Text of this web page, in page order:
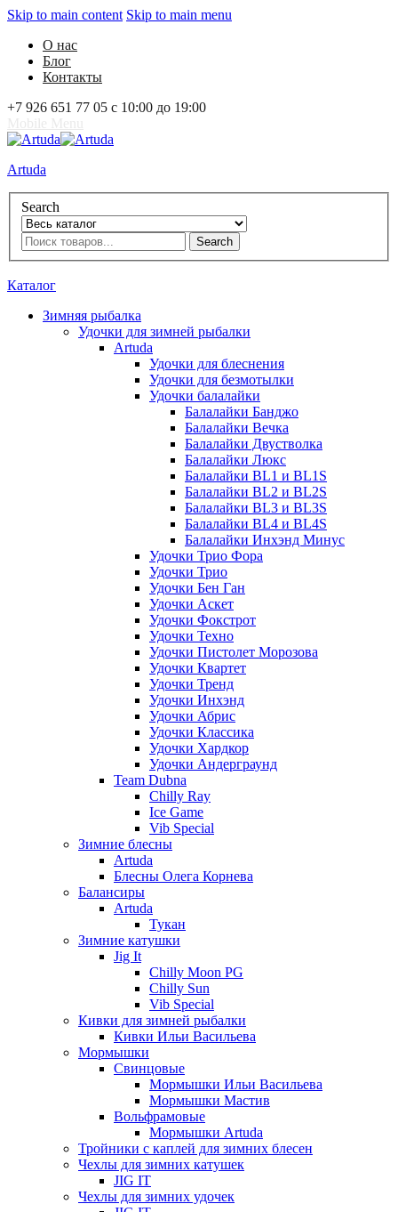
Skip to main content Skip to main menu
О нас
Блог
Контакты
+7 926 651 77 05 с 10:00 до 19:00
Artuda
Search
Search
Каталог
Зимняя рыбалка
Удочки для зимней рыбалки
Artuda
Удочки для блеснения
Удочки для безмотылки
Удочки балалайки
Балалайки Банджо
Балалайки Вечка
Балалайки Двустволка
Балалайки Люкс
Балалайки BL1 и BL1S
Балалайки BL2 и BL2S
Балалайки BL3 и BL3S
Балалайки BL4 и BL4S
Балалайки Инхэнд Минус
Удочки Трио Фора
Удочки Трио
Удочки Бен Ган
Удочки Аскет
Удочки Фокстрот
Удочки Техно
Удочки Пистолет Морозова
Удочки Квартет
Удочки Тренд
Удочки Инхэнд
Удочки Абрис
Удочки Классика
Удочки Хардкор
Удочки Андерграунд
Team Dubna
Chilly Ray
Ice Game
Vib Special
Зимние блесны
Artuda
Блесны Олега Корнева
Балансиры
Artuda
Тукан
Зимние катушки
Jig It
Chilly Moon PG
Chilly Sun
Vib Special
Кивки для зимней рыбалки
Кивки Ильи Васильева
Мормышки
Свинцовые
Мормышки Ильи Васильева
Мормышки Мастив
Вольфрамовые
Мормышки Artuda
Тройники с каплей для зимних блесен
Чехлы для зимних катушек
JIG IT
Чехлы для зимних удочек